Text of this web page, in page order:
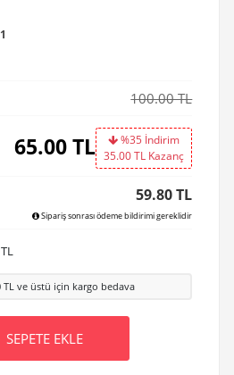
100.00 TL
65.00TL
%35 İndirim
35.00TL Kazanç
59.80 TL
Sipariş sonrası ödeme bildirimi gereklidir
TL ve üstü için kargo bedava
SEPETE EKLE